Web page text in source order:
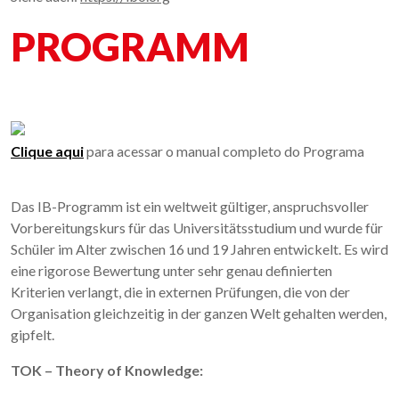
PROGRAMM
Clique aquipara acessar o manual completo do Programa
Das IB-Programm ist ein weltweit gültiger, anspruchsvoller
Vorbereitungskurs für das Universitätsstudium und wurde für
Schüler im Alter zwischen 16 und 19 Jahren entwickelt. Es wird
eine rigorose Bewertung unter sehr genau definierten
Kriterien verlangt, die in externen Prüfungen, die von der
Organisation gleichzeitig in der ganzen Welt gehalten werden,
gipfelt.
TOK – Theory of Knowledge: